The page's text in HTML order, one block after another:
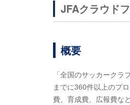
JFAクラウド
概要
「全国のサッカーク
までに360件以上のプ
費、育成費、広報費な